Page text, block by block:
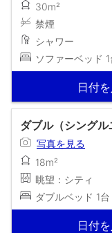
30m²
禁煙
シャワー
ソファーベッド 1
日付
ダブル（シング
写真を見る
18m²
眺望：シティ
ダブルベッド 1
日付